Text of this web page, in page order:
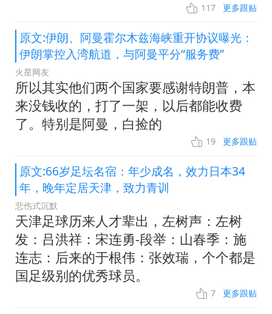
117 更多跟贴
原文:伊朗、阿曼霍尔木兹海峡重开协议曝光：
伊朗掌控入湾航道，与阿曼平分“服务费”
火星网友
所以其实他们两个国家要感谢特朗普，本
来没钱收的，打了一架，以后都能收费
了。特别是阿曼，白捡的
19 更多跟贴
原文:66岁足坛名宿：年少成名，效力日本34
年，晚年定居天津，致力青训
悲伤式沉默
天津足球历来人才辈出，左树声：左树
发：吕洪祥：宋连勇-段举：山春季：施
连志：后来的于根伟：张效瑞，个个都是
国足级别的优秀球员。
7 更多跟贴